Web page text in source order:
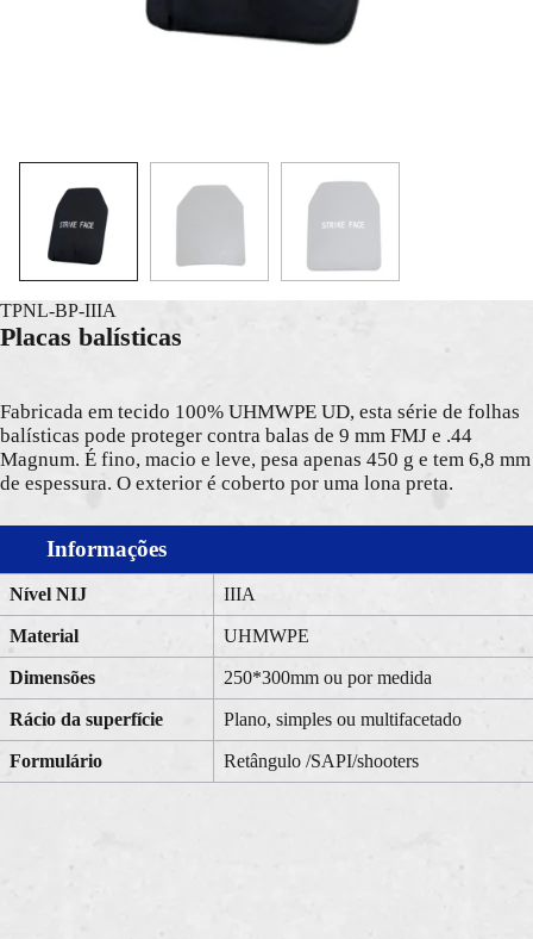
TPNL-BP-IIIA
Placas balísticas
Fabricada em tecido 100% UHMWPE UD, esta série de folhas
balísticas pode proteger contra balas de 9 mm FMJ e .44
Magnum. É fino, macio e leve, pesa apenas 450 g e tem 6,8 mm
de espessura. O exterior é coberto por uma lona preta.
Informações
Nível NIJ IIIA
Material UHMWPE
Dimensões 250*300mm ou por medida
Rácio da superfície Plano, simples ou multifacetado
Formulário Retângulo /SAPI/shooters